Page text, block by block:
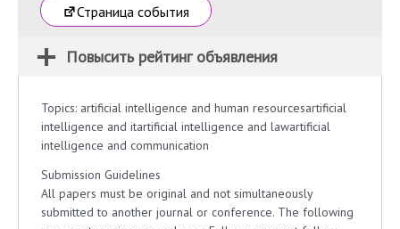
Страница события
Повысить рейтинг объявления
Topics: artificial intelligence and human resourcesartificial
intelligence and itartificial intelligence and lawartificial
intelligence and communication
Submission Guidelines
All papers must be original and not simultaneously
submitted to another journal or conference. The following